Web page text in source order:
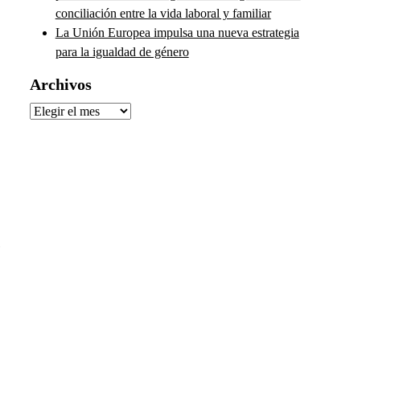
conciliación entre la vida laboral y familiar
La Unión Europea impulsa una nueva estrategia
para la igualdad de género
Archivos
Archivos